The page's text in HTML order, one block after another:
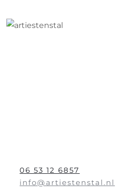
06 53 12 6857
info@artiestenstal.nl